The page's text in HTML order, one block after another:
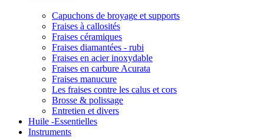
Capuchons de broyage et supports
Fraises à callosités
Fraises céramiques
Fraises diamantées - rubi
Fraises en acier inoxydable
Fraises en carbure Acurata
Fraises manucure
Les fraises contre les calus et cors
Brosse & polissage
Entretien et divers
Huile -Essentielles
Instruments